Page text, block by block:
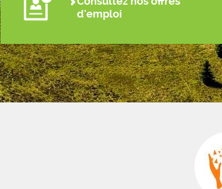
d'emploi